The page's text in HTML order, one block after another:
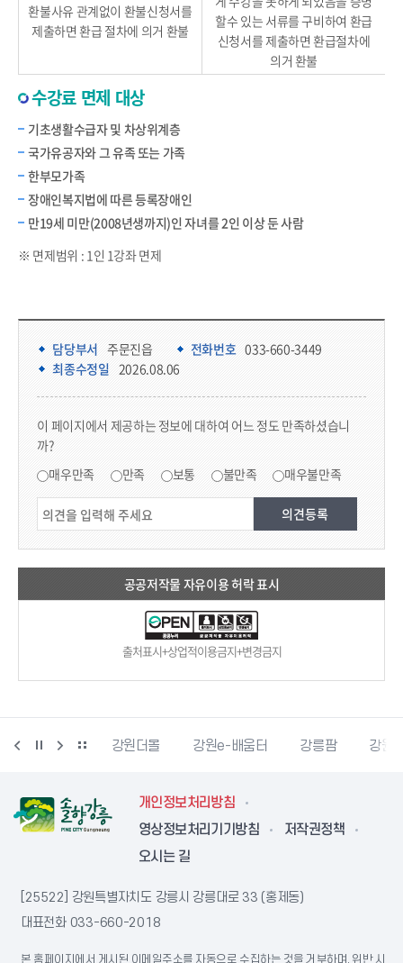
환불사유 관계없이 환불신청서를
제출하면 환급 절차에 의거 환불
할수 있는 서류를 구비하여 환급
신청서를 제출하면 환급절차에
의거 환불
수강료 면제 대상
기초생활수급자 및 차상위계층
국가유공자와 그 유족 또는 가족
한부모가족
장애인복지법에 따른 등록장애인
만19세 미만(2008년생까지)인 자녀를 2인 이상 둔 사람
※ 면제범위 : 1인 1강좌 면제
담당부서 주문진읍 전화번호 033-660-3449
최종수정일 2026.08.06
이 페이지에서 제공하는 정보에 대하여 어느 정도 만족하셨습니
까?
매우만족 만족 보통 불만족 매우불만족
공공저작물 자유이용 허락 표시
출처표시+상업적이용금지+변경금지
정책브리핑 강원더몰 강원e-배움터 강릉팜 강원
개인정보처리방침
영상정보처리기기방침
저작권정책
오시는 길
[25522] 강원특별자치도 강릉시 강릉대로 33 (홍제동)
대표전화 033-660-2018
본 홈페이지에서 게시된 이메일주소를 자동으로 수집하는 것을 거부하며, 위반 시